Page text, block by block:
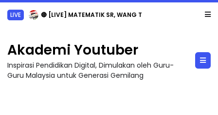
LIVE 🔴 [LIVE] MATEMATIK SR, WANG TAHUN 6 OLEH CIKGU ANITA #ALLINONE #141 #...
Akademi Youtuber
Inspirasi Pendidikan Digital, Dimulakan oleh Guru-
Guru Malaysia untuk Generasi Gemilang